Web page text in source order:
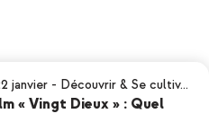
janvier - Découvrir & Se cultiv…
« Vingt Dieux » : Quel